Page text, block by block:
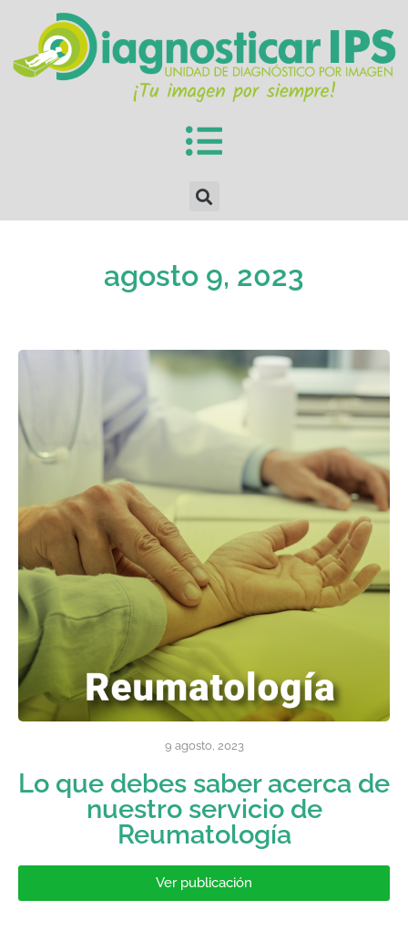
agosto 9, 2023
9 agosto, 2023
Lo que debes saber acerca de
nuestro servicio de
Reumatología
Ver publicación